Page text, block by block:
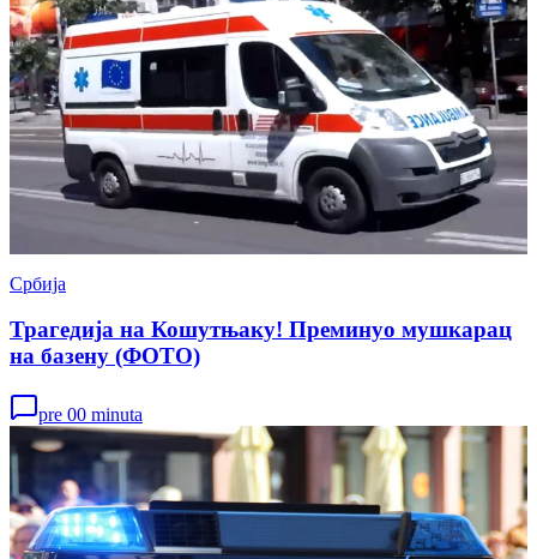
Србија
Трагедија на Кошутњаку! Преминуо мушкарац
на базену (ФОТО)
pre 00 minuta